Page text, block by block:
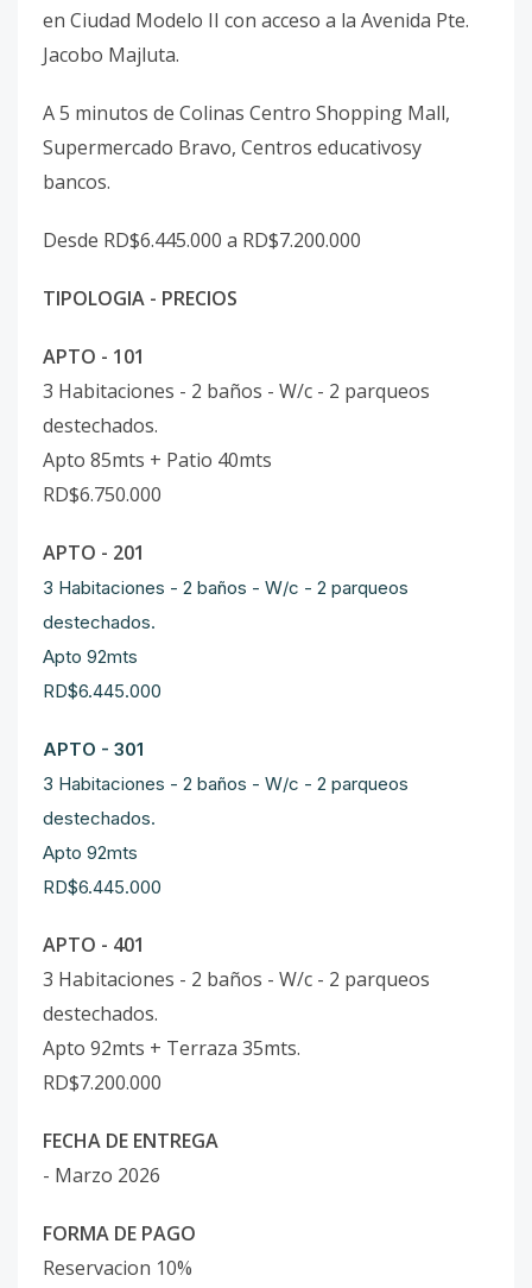
en Ciudad Modelo II con acceso a la Avenida Pte.
Jacobo Majluta.
A 5 minutos de Colinas Centro Shopping Mall,
Supermercado Bravo, Centros educativosy
bancos.
Desde RD$6.445.000 a RD$7.200.000
TIPOLOGIA - PRECIOS
APTO - 101
3 Habitaciones - 2 baños - W/c - 2 parqueos
destechados.
Apto 85mts + Patio 40mts
RD$6.750.000
APTO - 201
3 Habitaciones - 2 baños - W/c - 2 parqueos
destechados.
Apto 92mts
RD$6.445.000
APTO - 301
3 Habitaciones - 2 baños - W/c - 2 parqueos
destechados.
Apto 92mts
RD$6.445.000
APTO - 401
3 Habitaciones - 2 baños - W/c - 2 parqueos
destechados.
Apto 92mts + Terraza 35mts.
RD$7.200.000
FECHA DE ENTREGA
- Marzo 2026
FORMA DE PAGO
Reservacion 10%